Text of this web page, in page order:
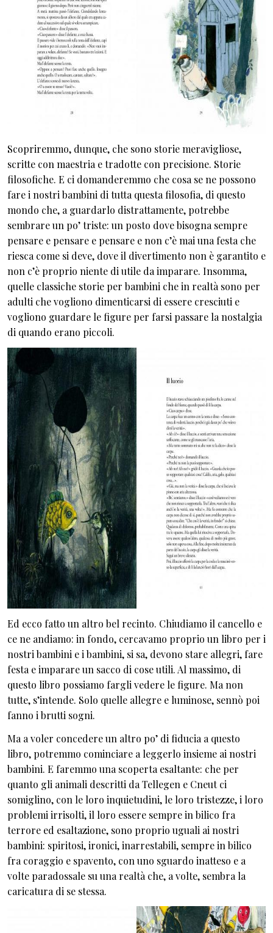
Scopriremmo, dunque, che sono storie meravigliose,
scritte con maestria e tradotte con precisione. Storie
filosofiche. E ci domanderemmo che cosa se ne possono
fare i nostri bambini di tutta questa filosofia, di questo
mondo che, a guardarlo distrattamente, potrebbe
sembrare un po’ triste: un posto dove bisogna sempre
pensare e pensare e pensare e non c’è mai una festa che
riesca come si deve, dove il divertimento non è garantito e
non c’è proprio niente di utile da imparare. Insomma,
quelle classiche storie per bambini che in realtà sono per
adulti che vogliono dimenticarsi di essere cresciuti e
vogliono guardare le figure per farsi passare la nostalgia
di quando erano piccoli.
Ed ecco fatto un altro bel recinto. Chiudiamo il cancello e
ce ne andiamo: in fondo, cercavamo proprio un libro per i
nostri bambini e i bambini, si sa, devono stare allegri, fare
festa e imparare un sacco di cose utili. Al massimo, di
questo libro possiamo fargli vedere le figure. Ma non
tutte, s’intende. Solo quelle allegre e luminose, sennò poi
fanno i brutti sogni.
Ma a voler concedere un altro po’ di fiducia a questo
libro, potremmo cominciare a leggerlo insieme ai nostri
bambini. E faremmo una scoperta esaltante: che per
quanto gli animali descritti da Tellegen e Cneut ci
somiglino, con le loro inquietudini, le loro tristezze, i loro
problemi irrisolti, il loro essere sempre in bilico fra
terrore ed esaltazione, sono proprio uguali ai nostri
bambini: spiritosi, ironici, inarrestabili, sempre in bilico
fra coraggio e spavento, con uno sguardo inatteso e a
volte paradossale su una realtà che, a volte, sembra la
caricatura di se stessa.